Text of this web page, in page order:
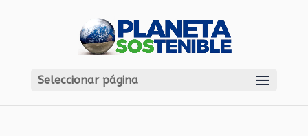
Seleccionar página